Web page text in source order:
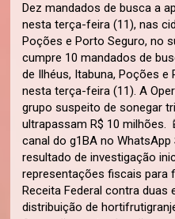
Dez mandados de busca a
nesta terça-feira (11), nas
Poções e Porto Seguro, no
cumpre 10 mandados de
de Ilhéus, Itabuna, Poções e
nesta terça-feira (11). A
grupo suspeito de sonegar
ultrapassam R$ 10 milhões.
canal do g1BA no WhatsApp
resultado de investigação
representações fiscais para
Receita Federal contra duas
distribuição de